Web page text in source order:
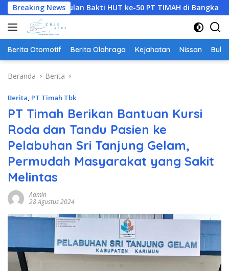
Langsung
ke
konten
Breaking News
Bakti HUT ke-50 PT TIMAH di Bangka Tengah, Bantu
Berita Otomotif Berita Olahraga Kejahatan Nissan
Beranda Berita
Berita, PT Timah Tbk
PT Timah Berikan Bantuan Kursi
Roda dan Tandu Pasien ke
Pelabuhan Sri Tanjung Gelam,
Permudah Masyarakat yang Sakit
Melintas
Admin
28 Agustus 2024